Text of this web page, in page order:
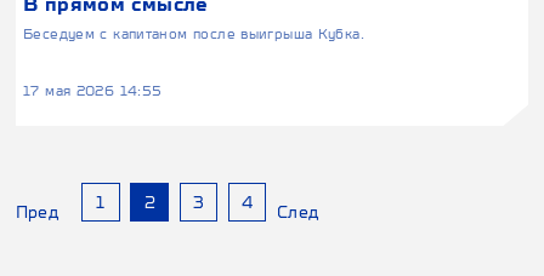
Беседуем с капитаном после выигрыша Кубка.
17 мая 2026 14:55
Пред
1 2 3 4
След